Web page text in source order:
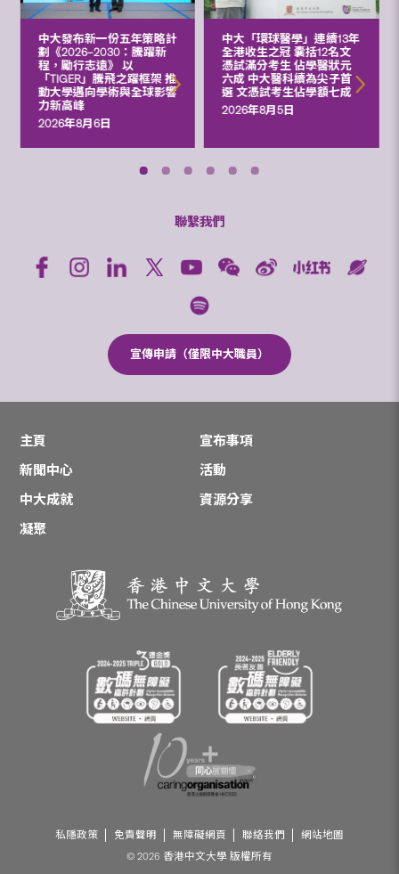
中大發布新一份五年策略計
劃《2026‒2030：騰躍新
程，勵行志遠》 以
「TIGER」騰飛之躍框架 推
動大學邁向學術與全球影響
力新高峰
2026年8月6日
中大「環球醫學」連續13年
全港收生之冠 囊括12名文
憑試滿分考生 佔學醫狀元
六成 中大醫科續為尖子首
選 文憑試考生佔學額七成
2026年8月5日
聯繫我們
宣傳申請（僅限中大職員）
主頁
宣布事項
新聞中心
活動
中大成就
資源分享
凝聚
私隱政策 免責聲明 無障礙網頁 聯絡我們
網站地圖
© 2026 香港中文大學 版權所有